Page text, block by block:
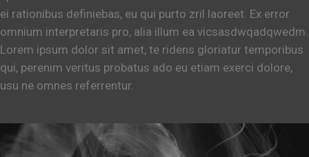
ei rationibus definiebas, eu qui purto zril laoreet. Ex error
omnium interpretaris pro, alia illum ea vicsasdwqadqwedm.
Lorem ipsum dolor sit amet, te ridens gloriatur temporibus
qui, perenim veritus probatus ado eu etiam exerci dolore,
usu ne omnes referrentur.